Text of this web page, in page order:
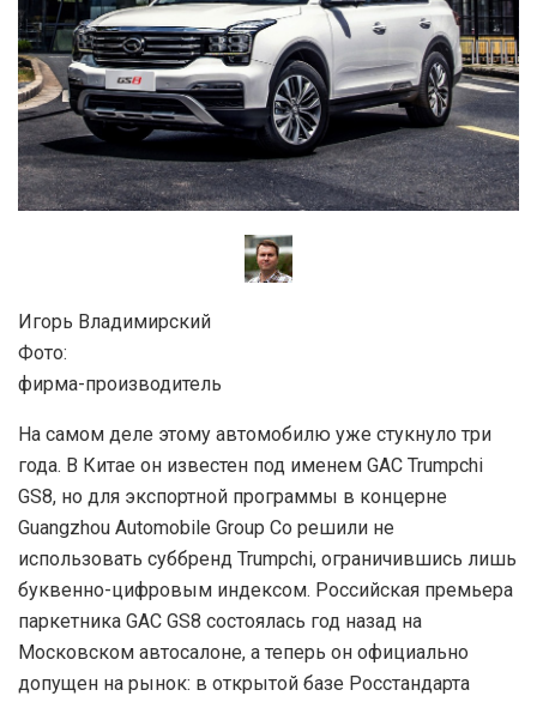
Игорь Владимирский
Фото:
фирма-производитель
На самом деле этому автомобилю уже стукнуло три
года. В Китае он известен под именем GAC Trumpchi
GS8, но для экспортной программы в концерне
Guangzhou Automobile Group Co решили не
использовать суббренд Trumpchi, ограничившись лишь
буквенно-цифровым индексом. Российская премьера
паркетника GAC GS8 состоялась год назад на
Московском автосалоне, а теперь он официально
допущен на рынок: в открытой базе Росстандарта